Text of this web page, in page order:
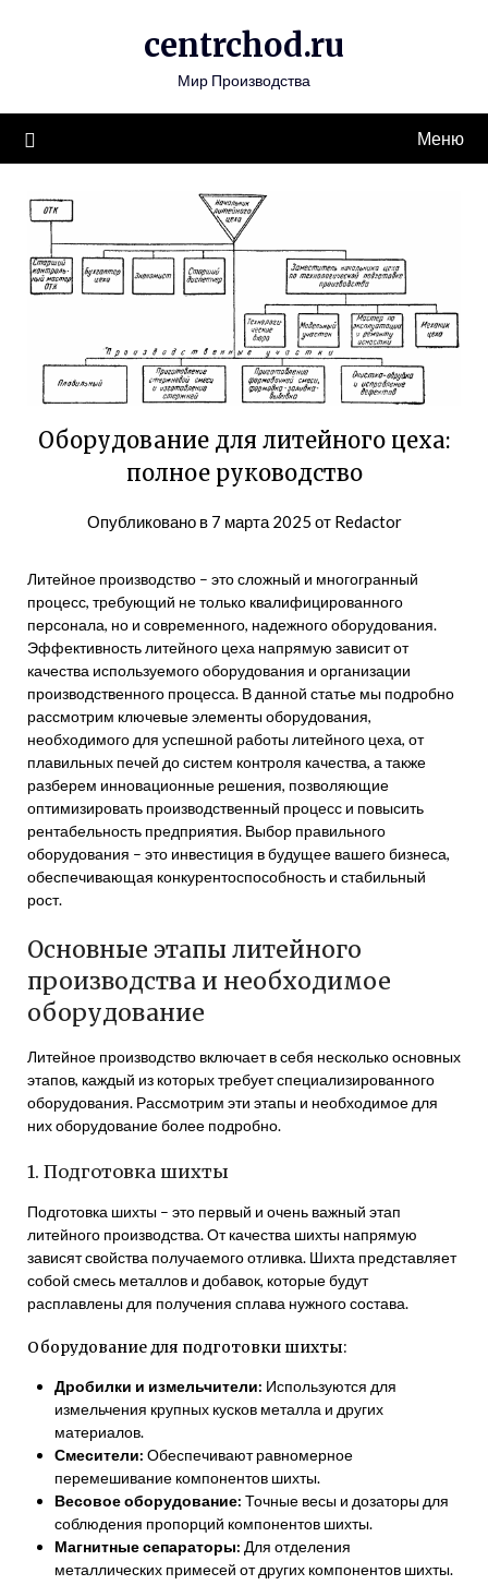
centrchod.ru
Мир Производства
Меню
Оборудование для литейного цеха:
полное руководство
Опубликовано в 7 марта 2025 от Redactor
Литейное производство – это сложный и многогранный
процесс, требующий не только квалифицированного
персонала, но и современного, надежного оборудования.
Эффективность литейного цеха напрямую зависит от
качества используемого оборудования и организации
производственного процесса. В данной статье мы подробно
рассмотрим ключевые элементы оборудования,
необходимого для успешной работы литейного цеха, от
плавильных печей до систем контроля качества, а также
разберем инновационные решения, позволяющие
оптимизировать производственный процесс и повысить
рентабельность предприятия. Выбор правильного
оборудования – это инвестиция в будущее вашего бизнеса,
обеспечивающая конкурентоспособность и стабильный
рост.
Основные этапы литейного
производства и необходимое
оборудование
Литейное производство включает в себя несколько основных
этапов, каждый из которых требует специализированного
оборудования. Рассмотрим эти этапы и необходимое для
них оборудование более подробно.
1. Подготовка шихты
Подготовка шихты – это первый и очень важный этап
литейного производства. От качества шихты напрямую
зависят свойства получаемого отливка. Шихта представляет
собой смесь металлов и добавок, которые будут
расплавлены для получения сплава нужного состава.
Оборудование для подготовки шихты:
Дробилки и измельчители: Используются для
измельчения крупных кусков металла и других
материалов.
Смесители: Обеспечивают равномерное
перемешивание компонентов шихты.
Весовое оборудование: Точные весы и дозаторы для
соблюдения пропорций компонентов шихты.
Магнитные сепараторы: Для отделения
металлических примесей от других компонентов шихты.